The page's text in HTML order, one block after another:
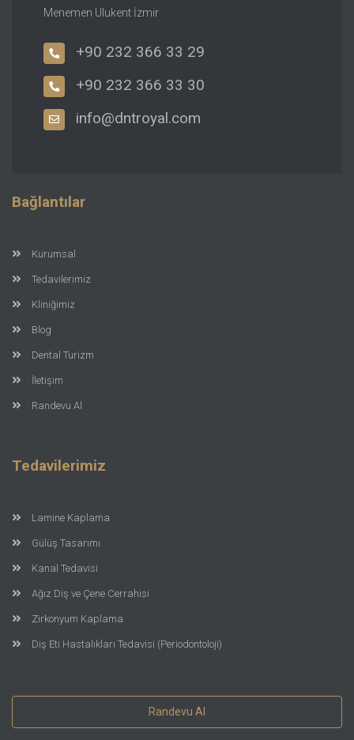
Menemen Ulukent İzmir
+90 232 366 33 29
+90 232 366 33 30
info@dntroyal.com
Bağlantılar
Kurumsal
Tedavilerimiz
Kliniğimiz
Blog
Dental Turizm
İletişim
Randevu Al
Tedavilerimiz
Lamine Kaplama
Gülüş Tasarımı
Kanal Tedavisi
Ağız Diş ve Çene Cerrahisi
Zirkonyum Kaplama
Diş Eti Hastalıkları Tedavisi (Periodontoloji)
Randevu Al